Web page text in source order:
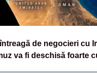
de negocieri cu
va fi deschisă foarte